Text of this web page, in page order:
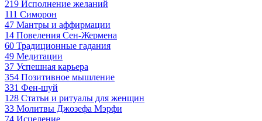
219 Исполнение желаний
111 Симорон
47 Мантры и аффирмации
14 Повеления Сен-Жермена
60 Традиционные гадания
49 Медитации
37 Успешная карьера
354 Позитивное мышление
331 Фен-шуй
128 Статьи и ритуалы для женщин
33 Молитвы Джозефа Мэрфи
74 Исцеление